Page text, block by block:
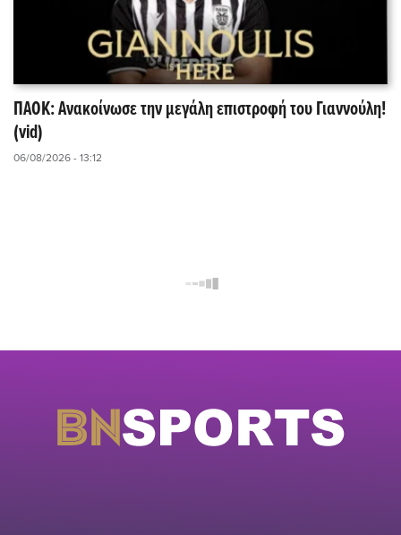
ΠΑΟΚ: Ανακοίνωσε την μεγάλη επιστροφή του Γιαννούλη!
(vid)
06/08/2026 - 13:12